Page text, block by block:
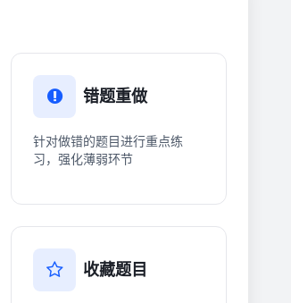
错题重做
针对做错的题目进行重点练
习，强化薄弱环节
收藏题目